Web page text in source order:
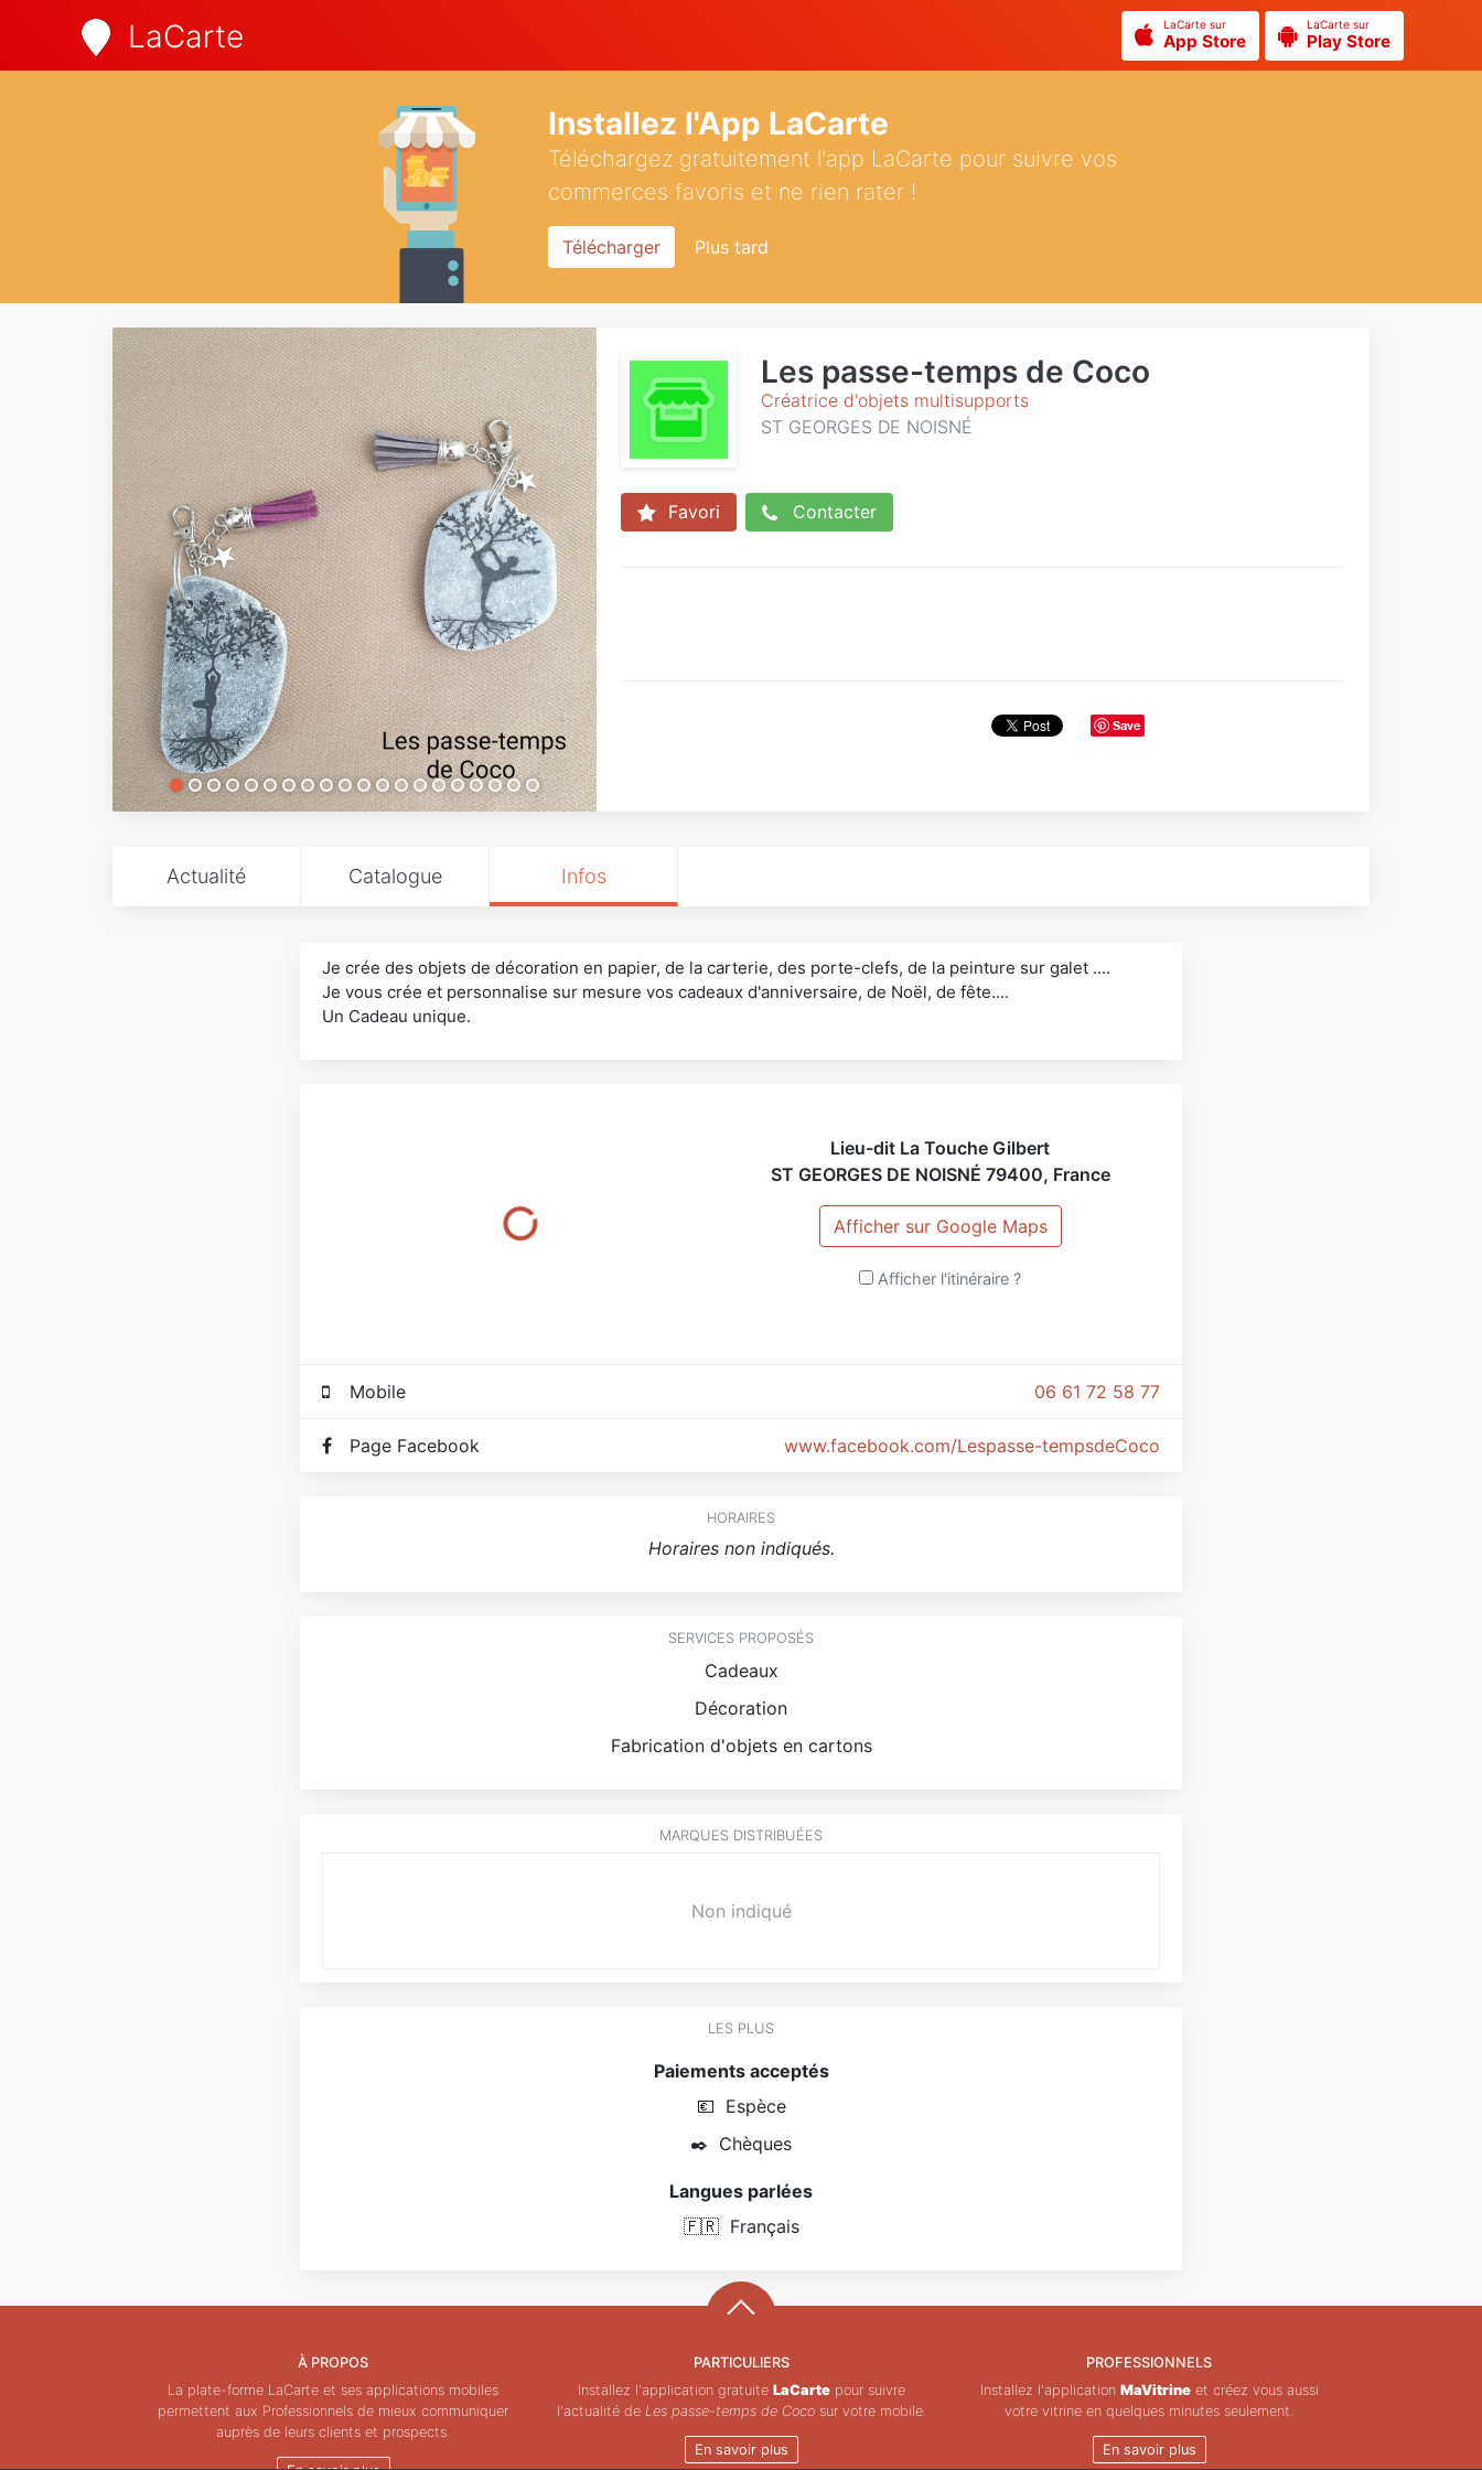
LaCarte LaCarte sur
App Store
LaCarte sur
Play Store
Installez l'App LaCarte
Téléchargez gratuitement l'app LaCarte pour suivre vos
commerces favoris et ne rien rater !
Télécharger Plus tard
Les passe-temps de Coco
Créatrice d'objets multisupports
ST GEORGES DE NOISNÉ
Favori Contacter
Save
Actualité Catalogue Infos
Je crée des objets de décoration en papier, de la carterie, des porte-clefs, de la peinture sur galet ....
Je vous crée et personnalise sur mesure vos cadeaux d'anniversaire, de Noël, de fête....
Un Cadeau unique.
Lieu-dit La Touche Gilbert
ST GEORGES DE NOISNÉ 79400, France
Afficher sur Google Maps
Afficher l'itinéraire ?
06 61 72 58 77
Mobile
www.facebook.com/Lespasse-tempsdeCoco
Page Facebook
HORAIRES
Horaires non indiqués.
SERVICES PROPOSÉS
Cadeaux
Décoration
Fabrication d'objets en cartons
MARQUES DISTRIBUÉES
Non indiqué
LES PLUS
Paiements acceptés
💶 Espèce
✒️ Chèques
Langues parlées
🇫🇷 Français
À PROPOS
La plate-forme LaCarte et ses applications mobiles
permettent aux Professionnels de mieux communiquer
auprès de leurs clients et prospects.
PARTICULIERS
Installez l'application gratuite LaCartepour suivre
l'actualité de Les passe-temps de Cocosur votre mobile.
En savoir plus
PROFESSIONNELS
Installez l'application MaVitrineet créez vous aussi
votre vitrine en quelques minutes seulement.
En savoir plus